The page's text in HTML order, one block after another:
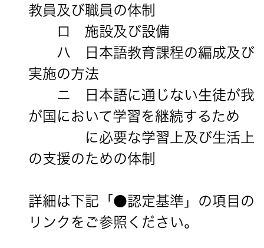
教員及び職員の体制
ロ 施設及び設備
ハ 日本語教育課程の編成及び
実施の方法
ニ 日本語に通じない生徒が我
が国において学習を継続するため
に必要な学習上及び生活上
の支援のための体制
詳細は下記「●認定基準」の項目の
リンクをご参照ください。